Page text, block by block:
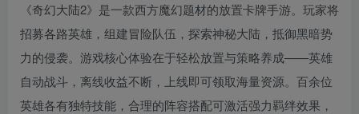
《奇幻大陆2》是一款西方魔幻题材的放置卡牌手游。玩家将
招募各路英雄，组建冒险队伍，探索神秘大陆，抵御黑暗势
力的侵袭。游戏核心体验在于轻松放置与策略养成——英雄
自动战斗，离线收益不断，上线即可领取海量资源。百余位
英雄各有独特技能，合理的阵容搭配可激活强力羁绊效果，